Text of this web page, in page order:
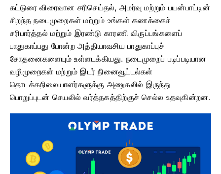
கட்டுரை விரைவான சரிசெய்தல், அமர்வு மற்றும் பயன்பாட்டின்
சிறந்த நடைமுறைகள் மற்றும் உங்கள் கணக்கைச்
சரிபார்த்தல் மற்றும் இரண்டு காரணி விருப்பங்களைப்
பாதுகாப்பது போன்ற அத்தியாவசிய பாதுகாப்புச்
சோதனைகளையும் உள்ளடக்கியது. நடைமுறைப் படிப்படியான
வழிமுறைகள் மற்றும் இடர் நினைவூட்டல்கள்
தொடக்கநிலையாளர்களுக்கு அணுகலில் இருந்து
பொறுப்புடன் செயலில் வர்த்தகத்திற்குச் செல்ல உதவுகின்றன.